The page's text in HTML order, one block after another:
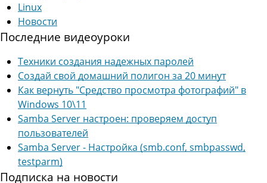
Linux
Новости
Последние видеоуроки
Техники создания надежных паролей
Создай свой домашний полигон за 20 минут
Как вернуть "Средство просмотра фотографий" в
Windows 10\11
Samba Server настроен: проверяем доступ
пользователей
Samba Server - Настройка (smb.conf, smbpasswd,
testparm)
Подписка на новости